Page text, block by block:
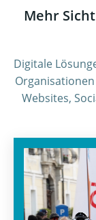
Mehr
Digitale
Websites,